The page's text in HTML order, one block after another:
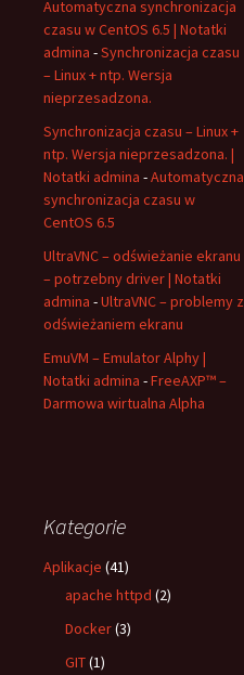
Automatyczna synchronizacja
czasu w CentOS 6.5 | Notatki
admina -Synchronizacja czasu
– Linux + ntp. Wersja
nieprzesadzona.
Synchronizacja czasu – Linux +
ntp. Wersja nieprzesadzona. |
Notatki admina -Automatyczna
synchronizacja czasu w
CentOS 6.5
UltraVNC – odświeżanie ekranu
– potrzebny driver | Notatki
admina -UltraVNC – problemy z
odświeżaniem ekranu
EmuVM – Emulator Alphy |
Notatki admina -FreeAXP™ –
Darmowa wirtualna Alpha
Kategorie
Aplikacje (41)
apache httpd (2)
Docker(3)
GIT(1)